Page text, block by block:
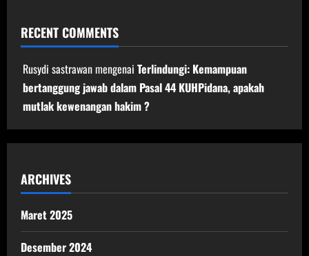
RECENT COMMENTS
Rusydi sastrawanmengenai Terlindungi: Kemampuan
bertanggung jawab dalam Pasal 44 KUHPidana, apakah
mutlak kewenangan hakim ?
ARCHIVES
Maret 2025
Desember 2024